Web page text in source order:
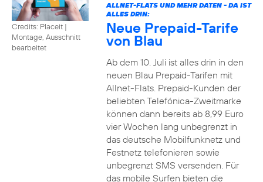
Credits: Placeit |
Montage, Ausschnitt
bearbeitet
ALLNET-FLATS UND MEHR DATEN - DA IST
ALLES DRIN:
Neue Prepaid-Tarife
von Blau
Ab dem 10. Juli ist alles drin in den
neuen Blau Prepaid-Tarifen mit
Allnet-Flats. Prepaid-Kunden der
beliebten Telefónica-Zweitmarke
können dann bereits ab 8,99 Euro
vier Wochen lang unbegrenzt in
das deutsche Mobilfunknetz und
Festnetz telefonieren sowie
unbegrenzt SMS versenden. Für
das mobile Surfen bieten die